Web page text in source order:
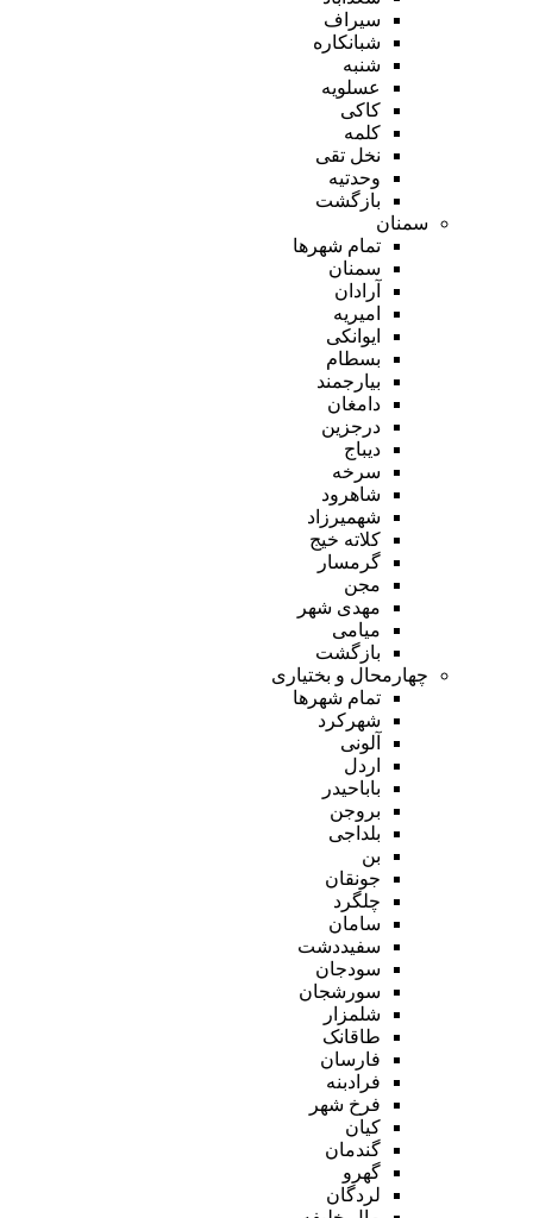
سیراف
شبانکاره
شنبه
عسلویه
کاکی
کلمه
نخل تقی
وحدتیه
بازگشت
سمنان
تمام شهر‌ها
سمنان
آرادان
امیریه
ایوانکی
بسطام
بیارجمند
دامغان
درجزین
دیباج
سرخه
شاهرود
شهمیرزاد
کلاته خیج
گرمسار
مجن
مهدی شهر
میامی
بازگشت
چهارمحال و بختیاری
تمام شهر‌ها
شهرکرد
آلونی
اردل
باباحیدر
بروجن
بلداجی
بن
جونقان
چلگرد
سامان
سفیددشت
سودجان
سورشجان
شلمزار
طاقانک
فارسان
فرادبنه
فرخ شهر
کیان
گندمان
گهرو
لردگان